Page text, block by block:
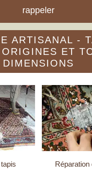
ARTISANAL -
ET
DIMENSIONS
Réparation